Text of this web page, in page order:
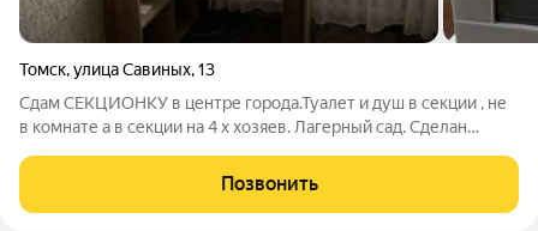
Томск,улица Савиных,13
Сдам СЕКЦИОНКУ в центре города.Туалет и душ в секции , не
в комнате а в секции на 4 х хозяев. Лагерный сад. Сделан
кухонный гарнитур есть электроплита, посуда, холодильник,
стиральная машина,
Позвонить